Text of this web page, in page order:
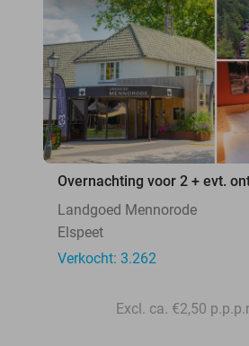
Overnachting voor 2 + evt.
Landgoed Mennorode
Elspeet
Verkocht: 3.262
Excl. ca. €2,50